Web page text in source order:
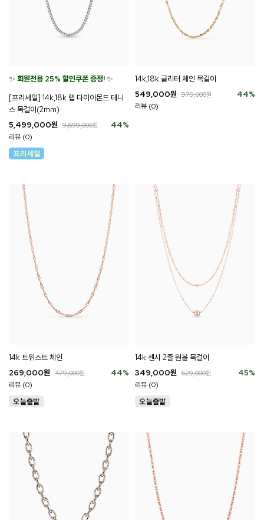
✨ 회원전용 25% 할인쿠폰 증정!✨
[프리세일] 14k,18k 랩 다이아몬드 테니
스 목걸이(2mm)
44%
5,499,000원 9,899,000원
리뷰 (0)
14k,18k 글리터 체인 목걸이
44%
549,000원 979,000원
리뷰 (0)
14k 트위스트 체인
44%
269,000원 479,000원
리뷰 (0)
14k 센시 2줄 원볼 목걸이
45%
349,000원 629,000원
리뷰 (0)